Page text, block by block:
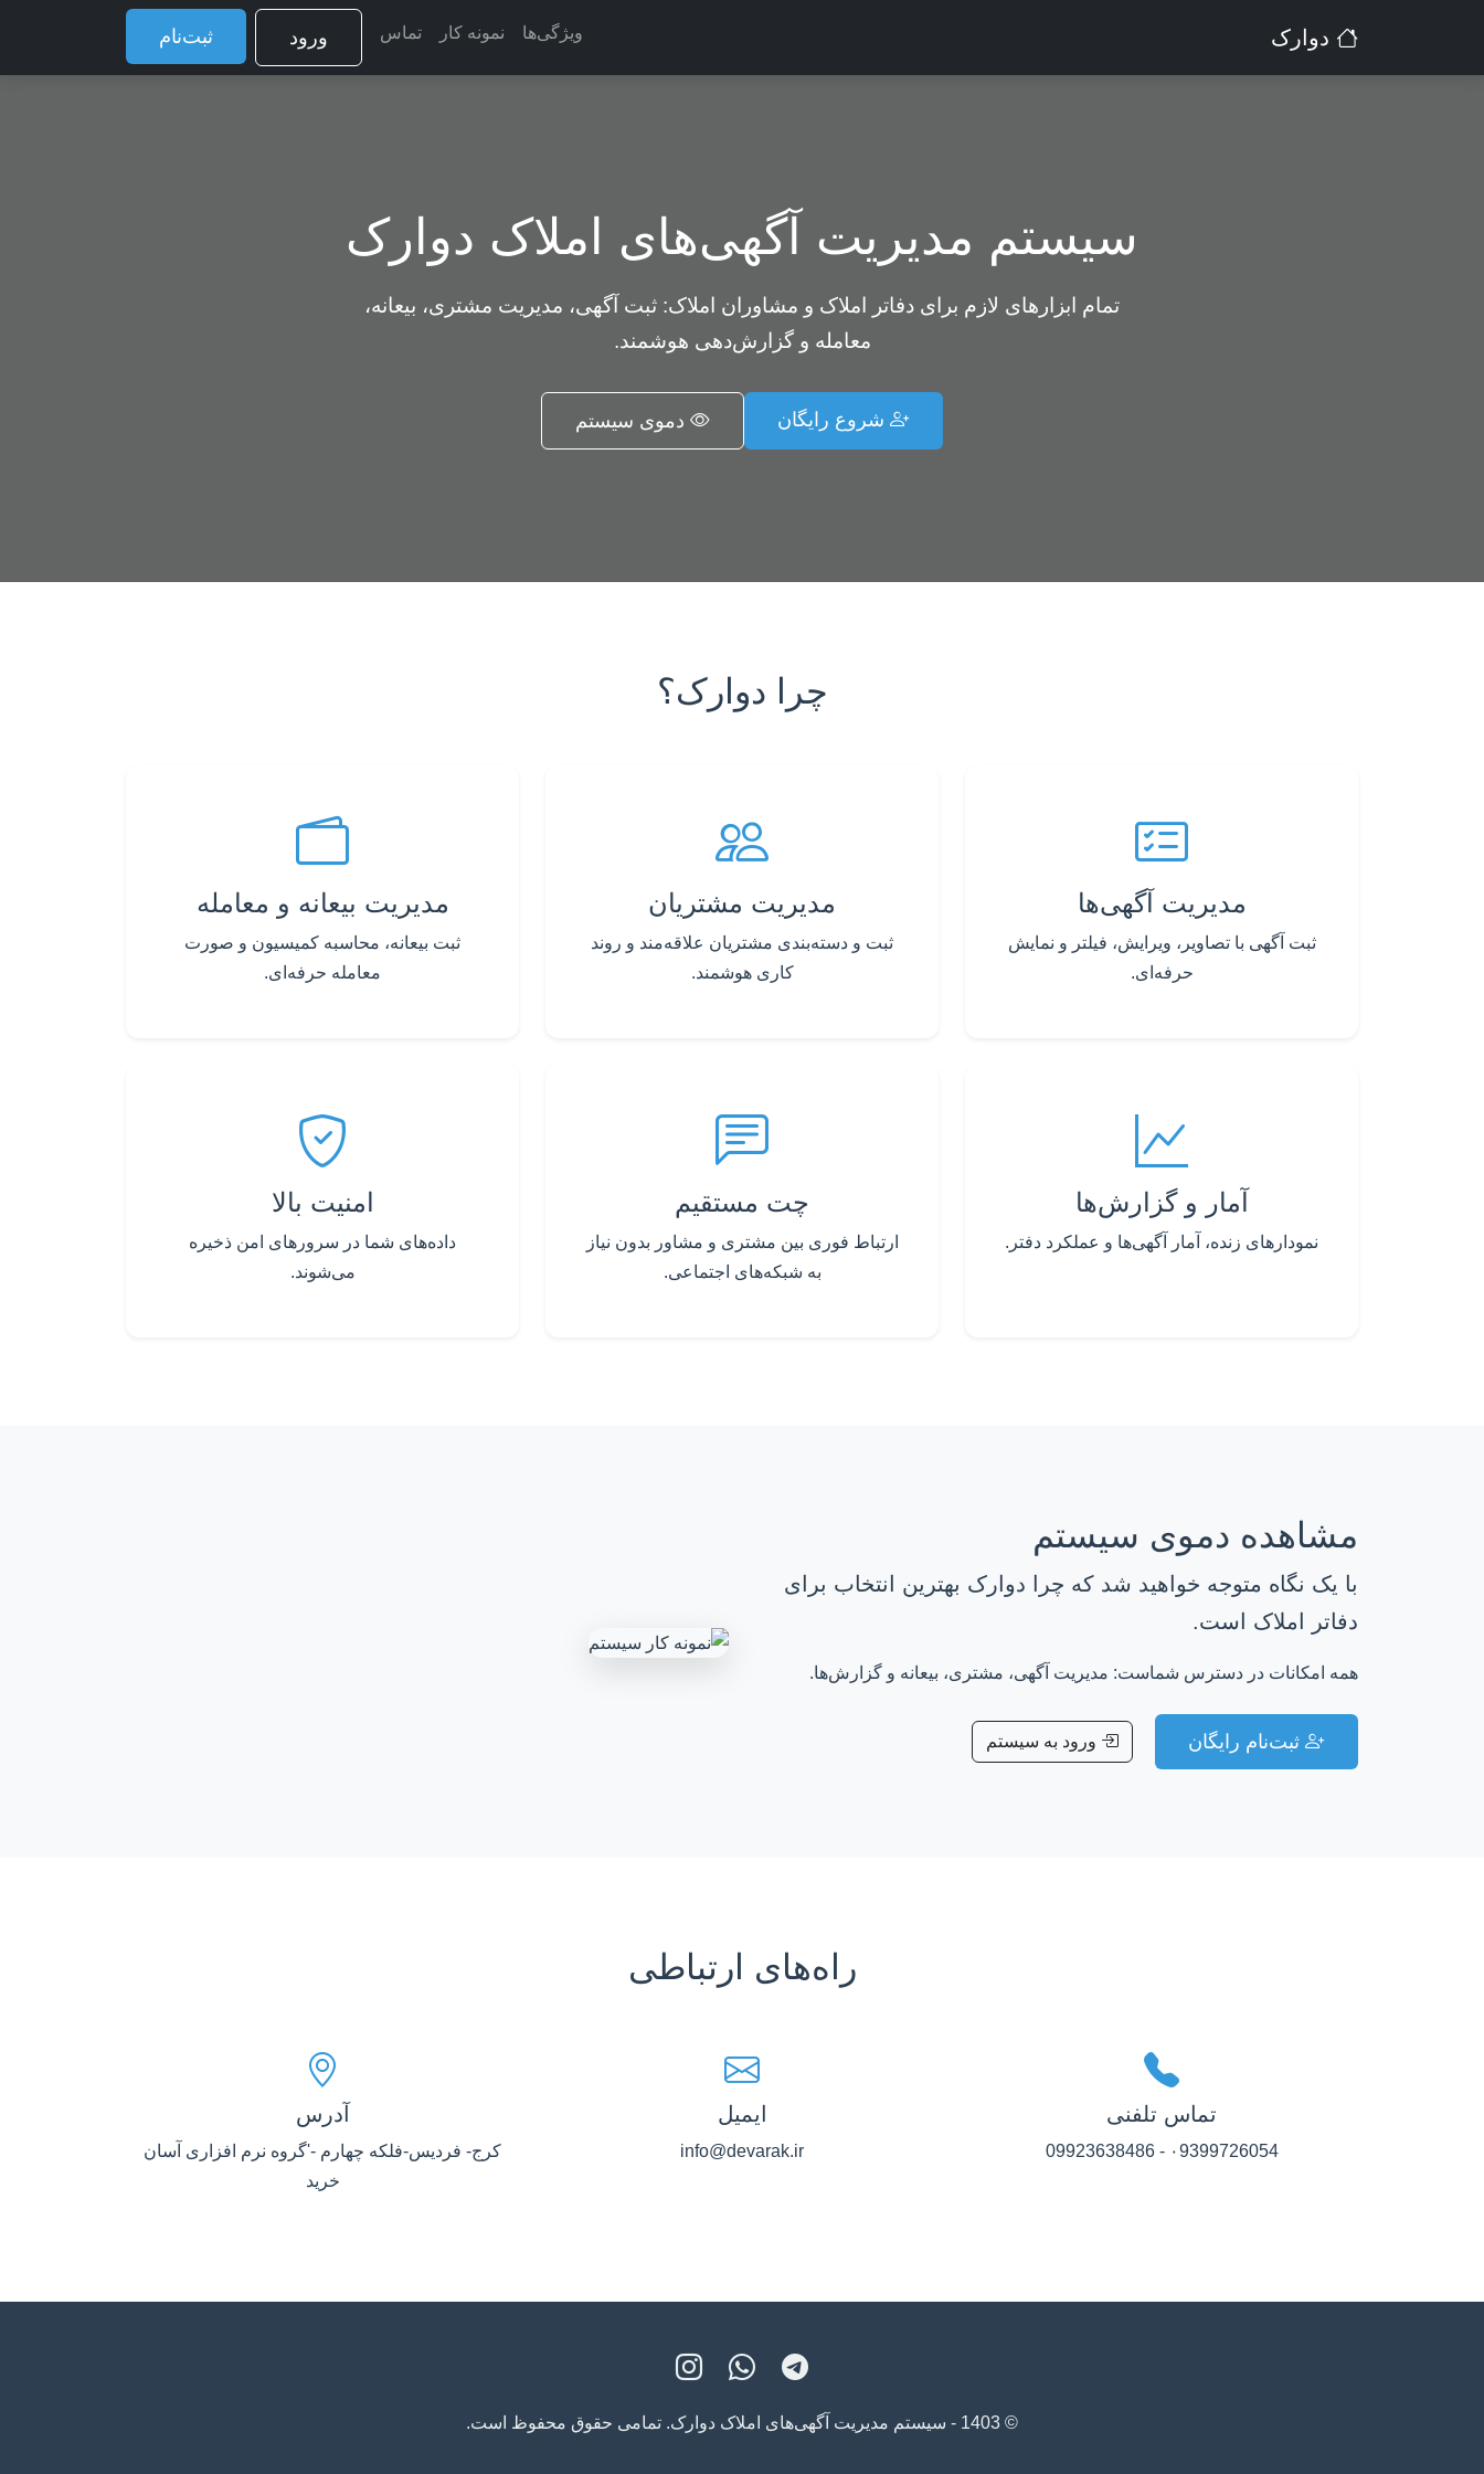
دوارک ویژگی‌ها نمونه کار تماس ورود ثبت‌نام
سیستم مدیریت آگهی‌های املاک دوارک
تمام ابزارهای لازم برای دفاتر املاک و مشاوران املاک: ثبت آگهی، مدیریت مشتری، بیعانه،
معامله و گزارش‌دهی هوشمند.
شروع رایگان دموی سیستم
چرا دوارک؟
مدیریت آگهی‌ها
ثبت آگهی با تصاویر، ویرایش، فیلتر و نمایش
حرفه‌ای.
مدیریت مشتریان
ثبت و دسته‌بندی مشتریان علاقه‌مند و روند
کاری هوشمند.
مدیریت بیعانه و معامله
ثبت بیعانه، محاسبه کمیسیون و صورت
معامله حرفه‌ای.
آمار و گزارش‌ها
نمودارهای زنده، آمار آگهی‌ها و عملکرد دفتر.
چت مستقیم
ارتباط فوری بین مشتری و مشاور بدون نیاز
به شبکه‌های اجتماعی.
امنیت بالا
داده‌های شما در سرورهای امن ذخیره
می‌شوند.
مشاهده دموی سیستم
با یک نگاه متوجه خواهید شد که چرا دوارک بهترین انتخاب برای
دفاتر املاک است.
همه امکانات در دسترس شماست: مدیریت آگهی، مشتری، بیعانه و گزارش‌ها.
ثبت‌نام رایگان ورود به سیستم
راه‌های ارتباطی
تماس تلفنی
۰9399726054 - 09923638486
ایمیل
info@devarak.ir
آدرس
کرج- فردیس-فلکه چهارم -'گروه نرم افزاری آسان
خرید
© 1403 - سیستم مدیریت آگهی‌های املاک دوارک. تمامی حقوق محفوظ است.